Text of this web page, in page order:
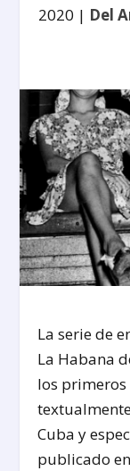
2020 | Del
La serie de
La Habana
los primeros
Cuba y
publicado